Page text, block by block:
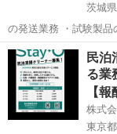
茨城
の発送業務 ・試験製品
・メールのやり…
茨城 常陸大宮市
民泊
る業
株式
東京